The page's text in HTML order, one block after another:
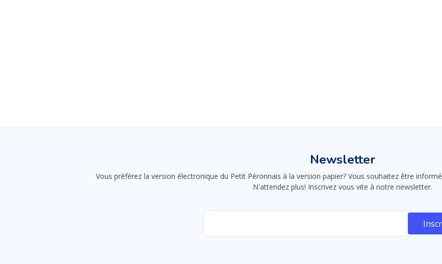
Newsletter
Vous préférez la version électronique du Petit Péronnais à la version papier? Vous souhaitez être
N'attendez plus! Inscrivez vous vite à notre newsletter.